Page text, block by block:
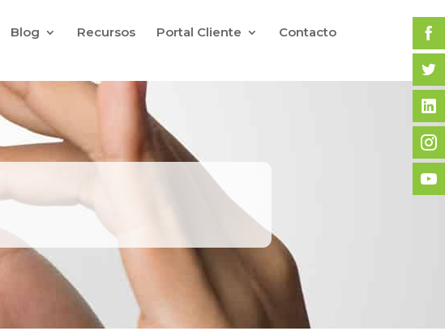
Blog Recursos Portal Cliente Contacto